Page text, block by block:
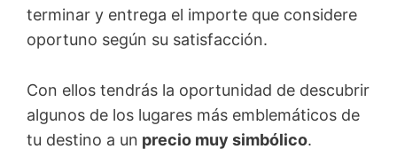
terminar y entrega el importe que considere
oportuno según su satisfacción.
Con ellos tendrás la oportunidad de descubrir
algunos de los lugares más emblemáticos de
tu destino a un precio muy simbólico.